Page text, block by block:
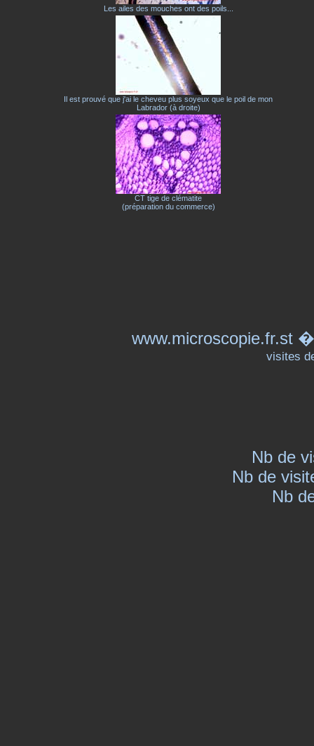
Les ailes des mouches ont des poils...
Il est prouvé que j'ai le cheveu plus soyeux que le poil de mon
Labrador (à droite)
CT tige de clématite
(préparation du commerce)
www.microscopie.fr.st
visites
Nb de
Nb de
Nb